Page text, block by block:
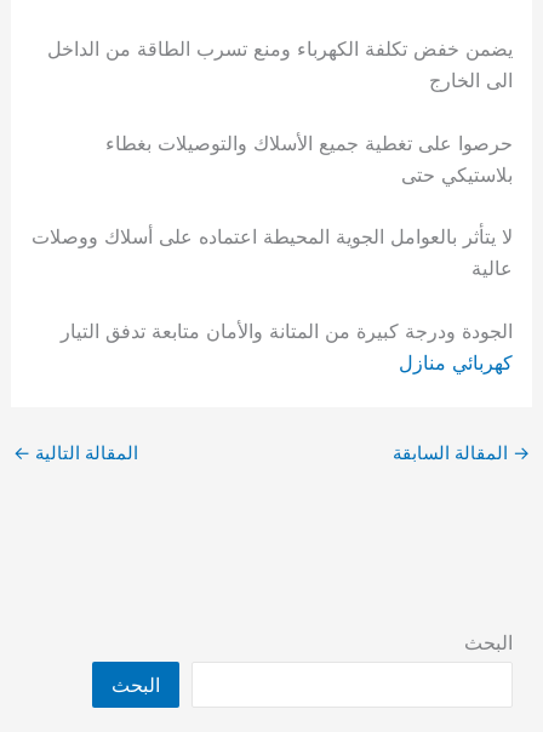
يضمن خفض تكلفة الكهرباء ومنع تسرب الطاقة من الداخل
الى الخارج
حرصوا على تغطية جميع الأسلاك والتوصيلات بغطاء
بلاستيكي حتى
لا يتأثر بالعوامل الجوية المحيطة اعتماده على أسلاك ووصلات
عالية
الجودة ودرجة كبيرة من المتانة والأمان متابعة تدفق التيار
كهربائي منازل
→ المقالة السابقة المقالة التالية ←
البحث
البحث